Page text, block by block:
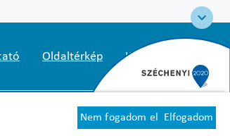
Nem fogadom el Elfogadom
Oldaltérkép Közadatkereső
Diós árok 3.